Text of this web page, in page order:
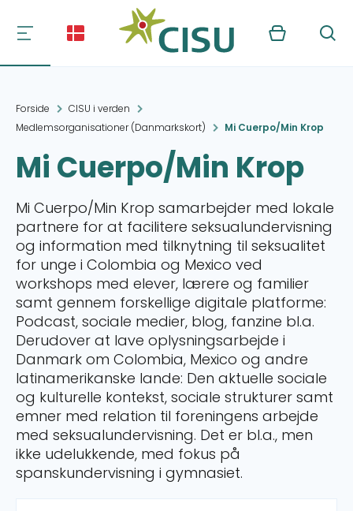
Kurv Søg
Forside
CISU i verden
Medlemsorganisationer (Danmarkskort)
Mi Cuerpo/Min Krop
Mi Cuerpo/Min Krop
Mi Cuerpo/Min Krop samarbejder med lokale
partnere for at facilitere seksualundervisning
og information med tilknytning til seksualitet
for unge i Colombia og Mexico ved
workshops med elever, lærere og familier
samt gennem forskellige digitale platforme:
Podcast, sociale medier, blog, fanzine bl.a.
Derudover at lave oplysningsarbejde i
Danmark om Colombia, Mexico og andre
latinamerikanske lande: Den aktuelle sociale
og kulturelle kontekst, sociale strukturer samt
emner med relation til foreningens arbejde
med seksualundervisning. Det er bl.a., men
ikke udelukkende, med fokus på
spanskundervisning i gymnasiet.